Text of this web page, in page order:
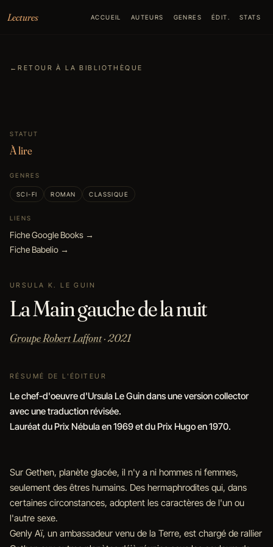
Lectures
ACCUEIL AUTEURS GENRES ÉDIT. STATS
←RETOUR À LA BIBLIOTHÈQUE
STATUT
À lire
GENRES
SCI-FI ROMAN CLASSIQUE
LIENS
Fiche Google Books →
Fiche Babelio →
URSULA K. LE GUIN
La Main gauche de la nuit
Groupe Robert Laffont· 2021
RÉSUMÉ DE L'ÉDITEUR
Le chef-d'oeuvre d'Ursula Le Guin dans une version collector
avec une traduction révisée.
Lauréat du Prix Nébula en 1969 et du Prix Hugo en 1970.
Sur Gethen, planète glacée, il n'y a ni hommes ni femmes,
seulement des êtres humains. Des hermaphrodites qui, dans
certaines circonstances, adoptent les caractères de l'un ou
l'autre sexe.
Genly Aï, un ambassadeur venu de la Terre, est chargé de rallier